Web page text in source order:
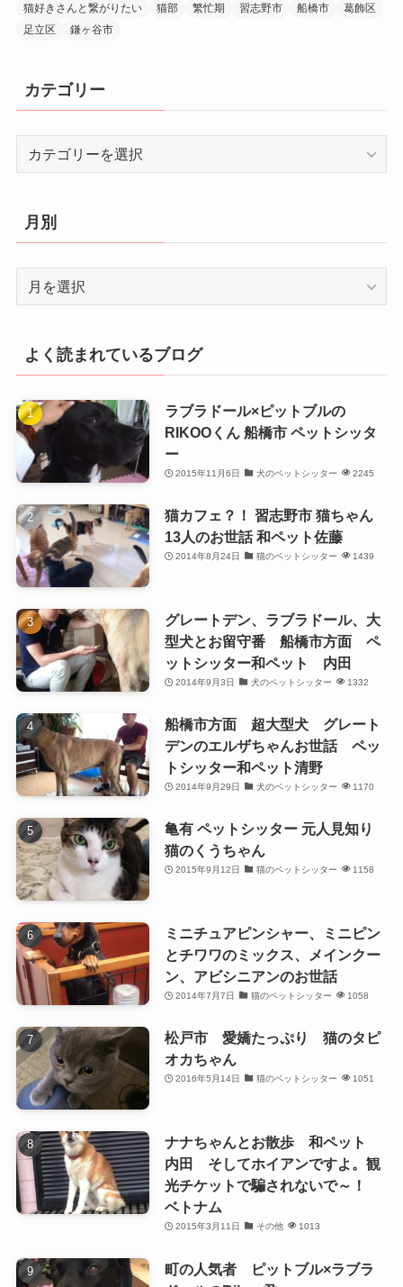
猫好きさんと繋がりたい
猫部 繁忙期 習志野市 船橋市
葛飾区
足立区
鎌ヶ谷市
カテゴリー
リ
ー
月別
よく読まれているブログ
ラブラドール×ピットブルの
RIKOOくん 船橋市 ペットシッタ
ー
2015年11月6日 犬のペットシッター 2245
猫カフェ？！ 習志野市 猫ちゃん
13人のお世話 和ペット佐藤
2014年8月24日 猫のペットシッター 1439
グレートデン、ラブラドール、大
型犬とお留守番 船橋市方面 ペ
ットシッター和ペット 内田
2014年9月3日 犬のペットシッター 1332
船橋市方面 超大型犬 グレート
デンのエルザちゃんお世話 ペッ
トシッター和ペット清野
2014年9月29日 犬のペットシッター 1170
亀有 ペットシッター 元人見知り
猫のくうちゃん
2015年9月12日 猫のペットシッター 1158
ミニチュアピンシャー、ミニピン
とチワワのミックス、メインクー
ン、アビシニアンのお世話
2014年7月7日 猫のペットシッター 1058
松戸市 愛嬌たっぷり 猫のタピ
オカちゃん
2016年5月14日 猫のペットシッター 1051
ナナちゃんとお散歩 和ペット
内田 そしてホイアンですよ。観
光チケットで騙されないで～！
ベトナム
2015年3月11日 その他 1013
町の人気者 ピットブル×ラブラ